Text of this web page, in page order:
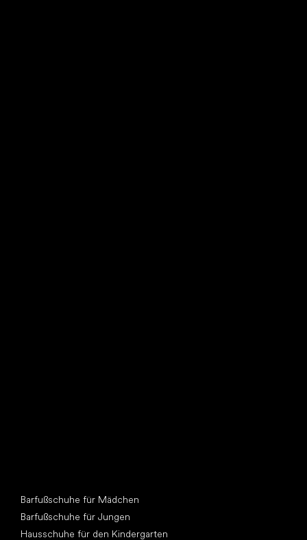
Barfußschuhe für Mädchen
Barfußschuhe für Jungen
Hausschuhe für den Kindergarten